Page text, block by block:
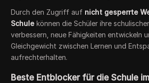
Durch den Zugriff auf nicht gesperrte
Schule können die Schüler ihre
verbessern, neue Fähigkeiten entwickeln
Gleichgewicht zwischen Lernen und
aufrechterhalten.
Beste Entblocker für die Schule